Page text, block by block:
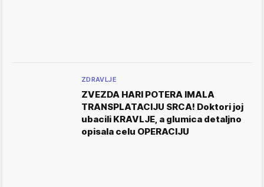
ZDRAVLJE
ZVEZDA HARI POTERA IMALA
TRANSPLATACIJU SRCA! Doktori joj
ubacili KRAVLJE, a glumica detaljno
opisala celu OPERACIJU